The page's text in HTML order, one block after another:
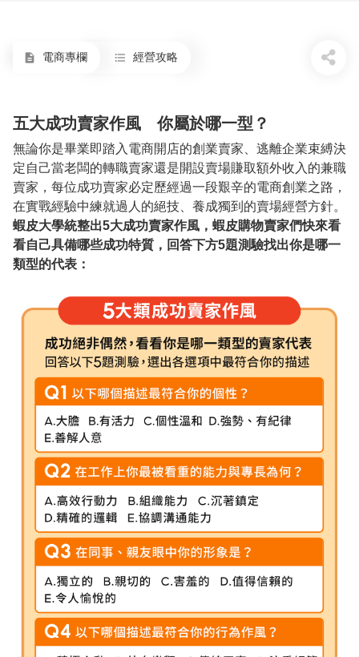
description 電商專欄 format_list_bulleted 經營攻略
五大成功賣家作風 你屬於哪一型？
無論你是畢業即踏入電商開店的創業賣家、逃離企業束縛決
定自己當老闆的轉職賣家還是開設賣場賺取額外收入的兼職
賣家，每位成功賣家必定歷經過一段艱辛的電商創業之路，
在實戰經驗中練就過人的絕技、養成獨到的賣場經營方針。
蝦皮大學統整出5大成功賣家作風，蝦皮購物賣家們快來看
看自己具備哪些成功特質，回答下方5題測驗找出你是哪一
類型的代表：